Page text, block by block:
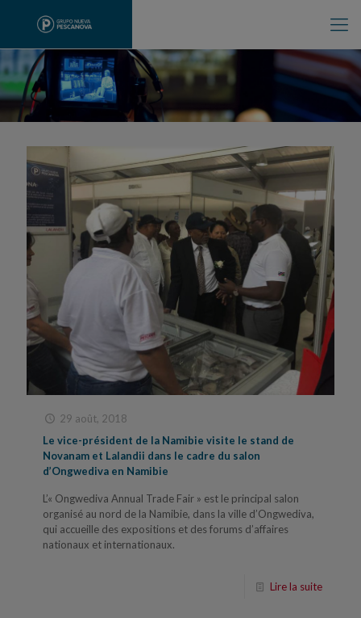
29 août, 2018
Le vice-président de la Namibie visite le stand de
Novanam et Lalandii dans le cadre du salon
d’Ongwediva en Namibie
L’« Ongwediva Annual Trade Fair » est le principal salon
organisé au nord de la Namibie, dans la ville d’Ongwediva,
qui accueille des expositions et des forums d’affaires
nationaux et internationaux.
Lire la suite